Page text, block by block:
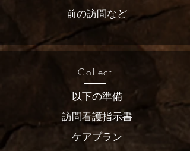
前の訪問など
Collect
以下の準備
訪問看護指示書
ケアプラン